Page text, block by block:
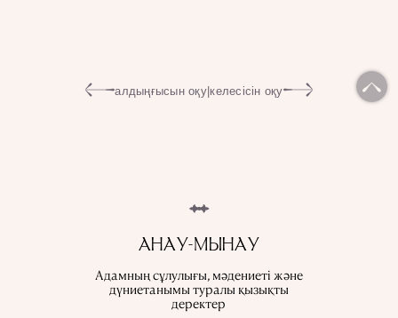
алдыңғысын оқу| келесісін оқу
АНАУ-МЫНАУ
Адамның сұлулығы, мәдениеті және
дүниетанымы туралы қызықты
деректер